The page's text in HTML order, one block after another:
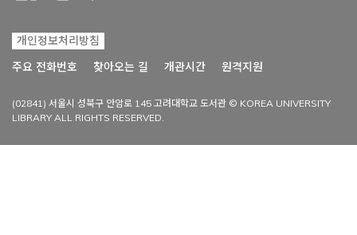
개인정보처리방침
주요 전화번호
찾아오는 길 개관시간 원격지원
(02841) 서울시 성북구 안암로 145 고려대학교 도서관 © KOREA UNIVERSITY
LIBRARY ALL RIGHTS RESERVED.